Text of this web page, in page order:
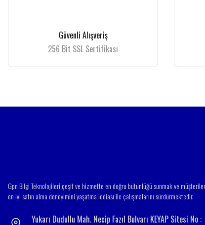
Ürün açıklamasında eksik bilgiler bulunuyor.
Ürün bilgilerinde hatalar bulunuyor.
Güvenli Alışveriş
256 Bit SSL Sertifikası
Gpn Bilgi Teknolojileri çeşit ve hizmette en doğru bütünlüğü sunmak ve
en iyi satın alma deneyimini yaşatma iddiası ile çalışmalarını sürdürmektedir.
Yukarı Dudullu Mah. Necip Fazıl Bulvarı KEYAP Sitesi No :